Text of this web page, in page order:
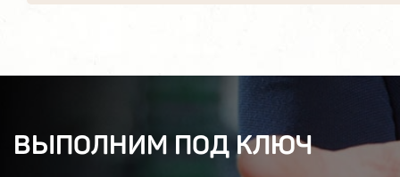
ВЫПОЛНИМ ПОД КЛЮЧ